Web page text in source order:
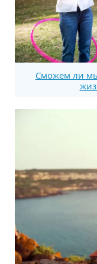
Сможем ли